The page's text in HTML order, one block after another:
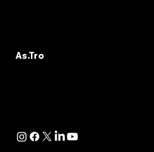
Determinazione
As.Tro